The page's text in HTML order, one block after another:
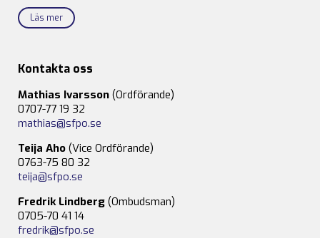
Läs mer
Kontakta oss
Mathias Ivarsson (Ordförande)
0707-77 19 32
mathias@sfpo.se
Teija Aho (Vice Ordförande)
0763-75 80 32
teija@sfpo.se
Fredrik Lindberg (Ombudsman)
0705-70 41 14
fredrik@sfpo.se